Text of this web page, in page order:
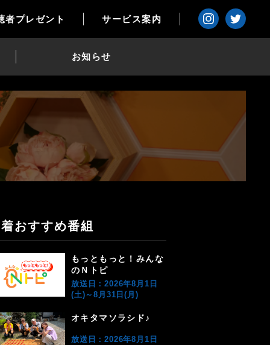
者プレゼント サービス案内
お知らせ
新着おすすめ番組
もっともっと！みんな
のＮトピ
放送日：2026年8月1日
(土)～8月31日(月)
オキタマソラシド♪
放送日：2026年8月1日